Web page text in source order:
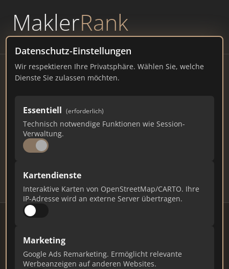
MaklerRank
powered byWAVEPOINT
Datenschutz-Einstellungen
Wir respektieren Ihre Privatsphäre. Wählen Sie, welche
Dienste Sie zulassen möchten.
Essentiell (erforderlich)
Technisch notwendige Funktionen wie Session-
Verwaltung.
Kartendienste
Interaktive Karten von OpenStreetMap/CARTO. Ihre
IP-Adresse wird an externe Server übertragen.
Marketing
Google Ads Remarketing. Ermöglicht relevante
Werbeanzeigen auf anderen Websites.
Immobilienmakler
Wildenwart – Ranking Juli
2026
BAYERN500 EINWOHNER
218
Makler Makler-Keywords
Stand: Juli 2026